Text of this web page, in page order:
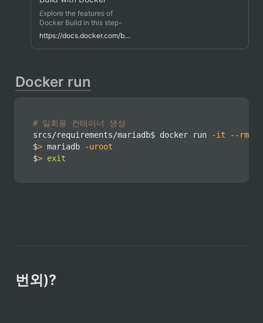
Explore the features of
Docker Build in this step-
by-step guide
https://docs.docker.com/build/guide/
Docker run
# 일회용 컨테이너 생성
srcs/requirements/mariadb$ docker run -it --rm
$> mariadb
-uroot
$> exit
번외)?